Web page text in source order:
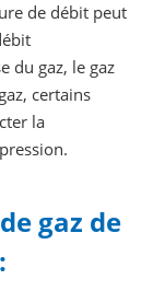
de débit peut
du gaz, le gaz
certains
la
gaz de